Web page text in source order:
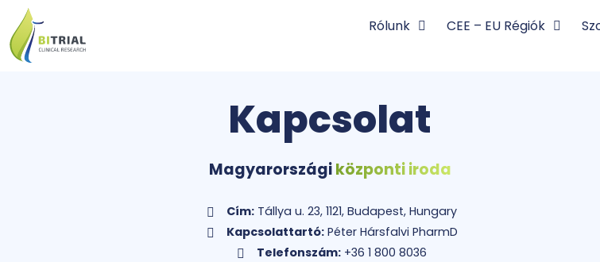
Rólunk CEE – EU Régiók
Kapcsolat
Magyarországiközponti iroda
Cím: Tállya u. 23, 1121, Budapest, Hungary
Kapcsolattartó:Péter Hársfalvi PharmD
Telefonszám: +36 1 800 8036